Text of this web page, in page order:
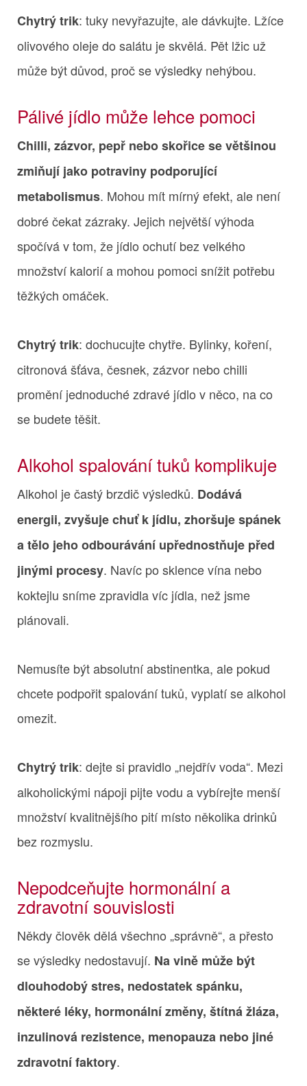
Chytrý trik: tuky nevyřazujte, ale dávkujte. Lžíce
olivového oleje do salátu je skvělá. Pět lžic už
může být důvod, proč se výsledky nehýbou.
Pálivé jídlo může lehce pomoci
Chilli, zázvor, pepř nebo skořice se většinou
zmiňují jako potraviny podporující
metabolismus. Mohou mít mírný efekt, ale není
dobré čekat zázraky. Jejich největší výhoda
spočívá v tom, že jídlo ochutí bez velkého
množství kalorií a mohou pomoci snížit potřebu
těžkých omáček.
Chytrý trik: dochucujte chytře. Bylinky, koření,
citronová šťáva, česnek, zázvor nebo chilli
promění jednoduché zdravé jídlo v něco, na co
se budete těšit.
Alkohol spalování tuků komplikuje
Alkohol je častý brzdič výsledků. Dodává
energii, zvyšuje chuť k jídlu, zhoršuje spánek
a tělo jeho odbourávání upřednostňuje před
jinými procesy. Navíc po sklence vína nebo
koktejlu sníme zpravidla víc jídla, než jsme
plánovali.
Nemusíte být absolutní abstinentka, ale pokud
chcete podpořit spalování tuků, vyplatí se alkohol
omezit.
Chytrý trik: dejte si pravidlo „nejdřív voda“. Mezi
alkoholickými nápoji pijte vodu a vybírejte menší
množství kvalitnějšího pití místo několika drinků
bez rozmyslu.
Nepodceňujte hormonální a
zdravotní souvislosti
Někdy člověk dělá všechno „správně“, a přesto
se výsledky nedostavují. Na vině může být
dlouhodobý stres, nedostatek spánku,
některé léky, hormonální změny, štítná žláza,
inzulinová rezistence, menopauza nebo jiné
zdravotní faktory.